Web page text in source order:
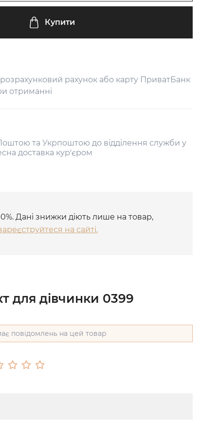
Купити
рахунок або карту ПриватБанк
отриманні
та Укрпоштою до відділення служби у
доставка кур'єром
Дані знижки діють лише на товар,
на сайті.
для дівчинки 0399
повідомлень на цей товар